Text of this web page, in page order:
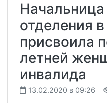
Начальница
отделения
присвоила
летней
инвалида
13.02.2020 в 09:26